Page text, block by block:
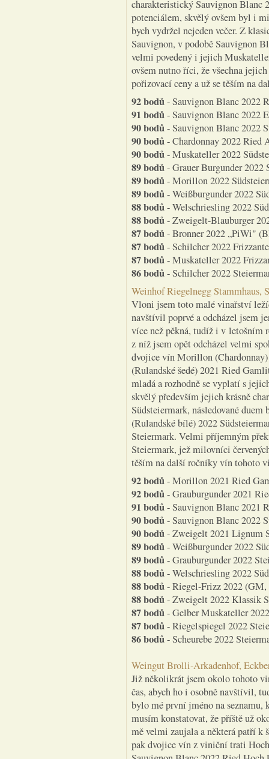
charakteristický Sauvignon Blanc
potenciálem, skvělý ovšem byl i
bych vydržel nejeden večer. Z
Sauvignon, v podobě Sauvignon
velmi povedený i jejich
ovšem nutno říci, že všechna
pořizovací ceny a už se těším na
92 bodů- Sauvignon Blanc 2022
91 bodů- Sauvignon Blanc 2022
90 bodů- Sauvignon Blanc 2022
90 bodů- Chardonnay 2022 Ried
90 bodů- Muskateller 2022
89 bodů- Grauer Burgunder 2022
89 bodů- Morillon 2022
89 bodů- Weißburgunder 2022
88 bodů- Welschriesling 2022
88 bodů- Zweigelt-Blauburger
87 bodů- Bronner 2022 „PiWi"
87 bodů- Schilcher 2022
87 bodů- Muskateller 2022
86 bodů- Schilcher 2022
Weinhof Riegelnegg Stammhaus,
Vloni jsem toto malé vinařství
navštívil poprvé a odcházel jsem
více než pěkná, tudíž i v letošním
z níž jsem opět odcházel velmi
dvojice vín Morillon
(Rulandské šedé) 2021 Ried
mladá a rozhodně se vyplatí s
skvělý především jejich krásně
Südsteiermark, následované
(Rulandské bílé) 2022
Steiermark. Velmi příjemným
Steiermark, jež milovníci
těším na další ročníky vín tohoto
92 bodů- Morillon 2021 Ried
92 bodů- Grauburgunder 2021
91 bodů- Sauvignon Blanc 2021
90 bodů- Sauvignon Blanc 2022
90 bodů- Zweigelt 2021 Lignum
89 bodů- Weißburgunder 2022
89 bodů- Grauburgunder 2022
88 bodů- Welschriesling 2022
88 bodů- Riegel-Frizz 2022 (GM,
88 bodů- Zweigelt 2022 Klassik
87 bodů- Gelber Muskateller
87 bodů- Riegelspiegel 2022
86 bodů- Scheurebe 2022
Weingut Brolli-Arkadenhof,
Již několikrát jsem okolo tohoto
čas, abych ho i osobně navštívil,
bylo mé první jméno na seznamu,
musím konstatovat, že příště už
mě velmi zaujala a některá patří k
pak dvojice vín z viniční trati